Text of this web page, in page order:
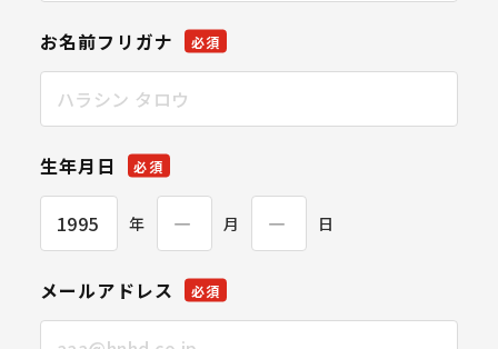
お名前フリガナ 必須
生年月日 必須
年 月 日
メールアドレス 必須